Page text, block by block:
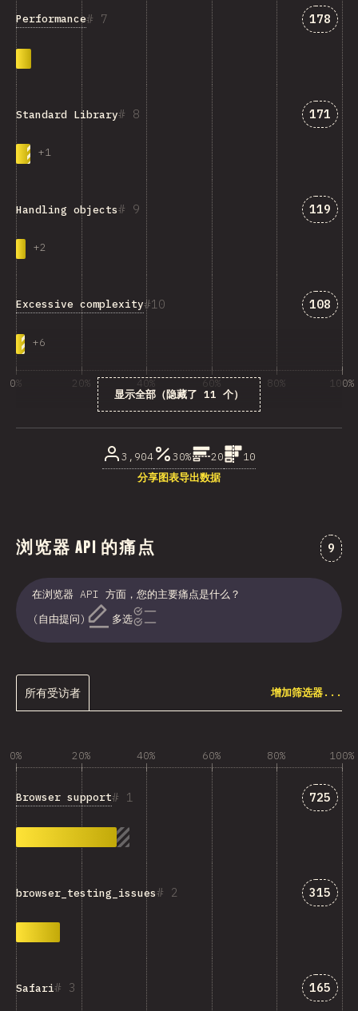
7
Performance 匹配
178
8
Standard Library
+1
匹配
171
9
Handling objects
+2
匹配
119
10
Excessive complexity
+6
匹配
108
显示全部（隐藏了 11 个）
0% 20% 40% 60% 80% 100%
3,904 30% 20
10
分享图表导出数据
浏览器 API 的痛点 对“
9
在浏览器 API 方面，您的主要痛点是什么？
(自由提问)
多选
所有受访者 增加筛选器...
0% 20% 40% 60% 80% 100%
1
Browser support 匹配
725
2
browser_testing_issues 匹配
315
3
Safari 匹配
165